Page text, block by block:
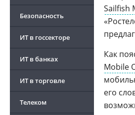
Безопасность
ИТ в госсекторе
ИТ в банках
ИТ в торговле
Телеком
Sailfish
Как
Mobile
его